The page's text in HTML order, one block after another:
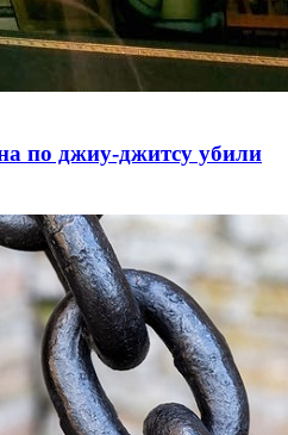
по джиу-джитсу убили